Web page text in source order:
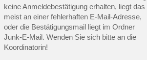
keine Anmeldebestätigung erhalten, liegt das
meist an einer fehlerhaften E-Mail-Adresse,
oder die Bestätigungsmail liegt im Ordner
Junk-E-Mail. Wenden Sie sich bitte an die
Koordinatorin!